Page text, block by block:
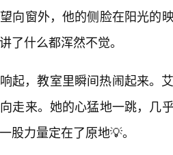
向窗外，他的侧脸在阳光的
了什么都浑然不觉。
起，教室里瞬间热闹起来。
走来。她的心猛地一跳，几
股力量定在了原地💡。